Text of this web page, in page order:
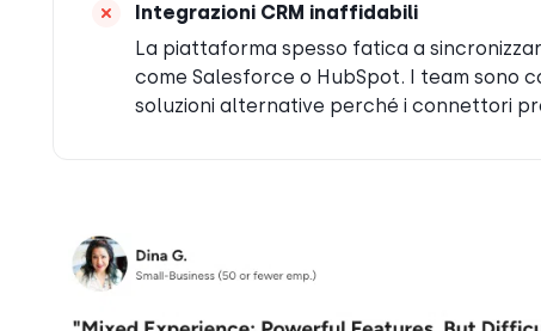
Integrazioni CRM inaffidabili
La piattaforma spesso fatica a
come Salesforce o HubSpot. I team sono
soluzioni alternative perché i connettori